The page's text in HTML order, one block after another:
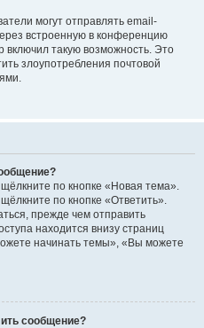
могут отправлять email-
встроенную в конференцию
включил такую возможность. Это
злоупотребления почтовой
по кнопке «Новая тема».
по кнопке «Ответить».
прежде чем отправить
находится внизу страниц
начинать темы», «Вы можете
сообщение?